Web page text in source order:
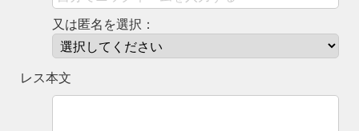
又は匿名を選択：
レス本文